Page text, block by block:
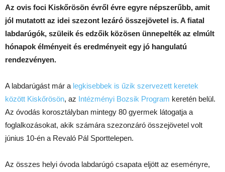
Az ovis foci Kiskőrösön évről évre egyre népszerűbb, amit
jól mutatott az idei szezont lezáró összejövetel is. A fiatal
labdarúgók, szüleik és edzőik közösen ünnepelték az elmúlt
hónapok élményeit és eredményeit egy jó hangulatú
rendezvényen.
A labdarúgást már a legkisebbek is űzik szervezett keretek
között Kiskőrösön, az Intézményi Bozsik Program keretén belül.
Az óvodás korosztályban mintegy 80 gyermek látogatja a
foglalkozásokat, akik számára szezonzáró összejövetel volt
június 10-én a Revaló Pál Sporttelepen.
Az összes helyi óvoda labdarúgó csapata eljött az eseményre,